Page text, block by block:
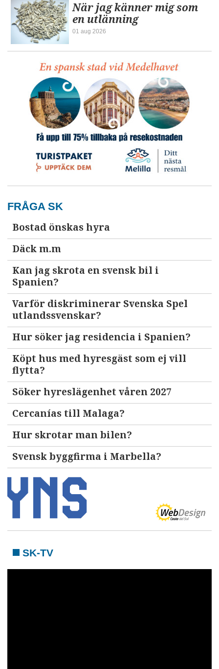
När jag känner mig som
en utlänning
01 aug 2026
FRÅGA SK
Bostad önskas hyra
Däck m.m
Kan jag skrota en svensk bil i
Spanien?
Varför diskriminerar Svenska Spel
utlandssvenskar?
Hur söker jag residencia i Spanien?
Köpt hus med hyresgäst som ej vill
flytta?
Söker hyreslägenhet våren 2027
Cercanías till Malaga?
Hur skrotar man bilen?
Svensk byggfirma i Marbella?
SK-TV